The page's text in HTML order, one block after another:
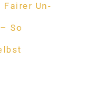
Fai­rer Un­
So